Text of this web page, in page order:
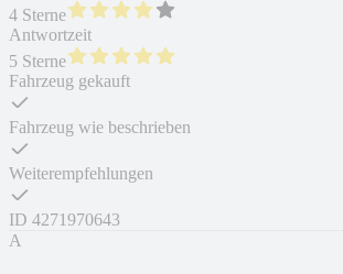
4 Sterne
Antwortzeit
5 Sterne
Fahrzeug gekauft
Fahrzeug wie beschrieben
Weiterempfehlungen
ID 4271970643
A